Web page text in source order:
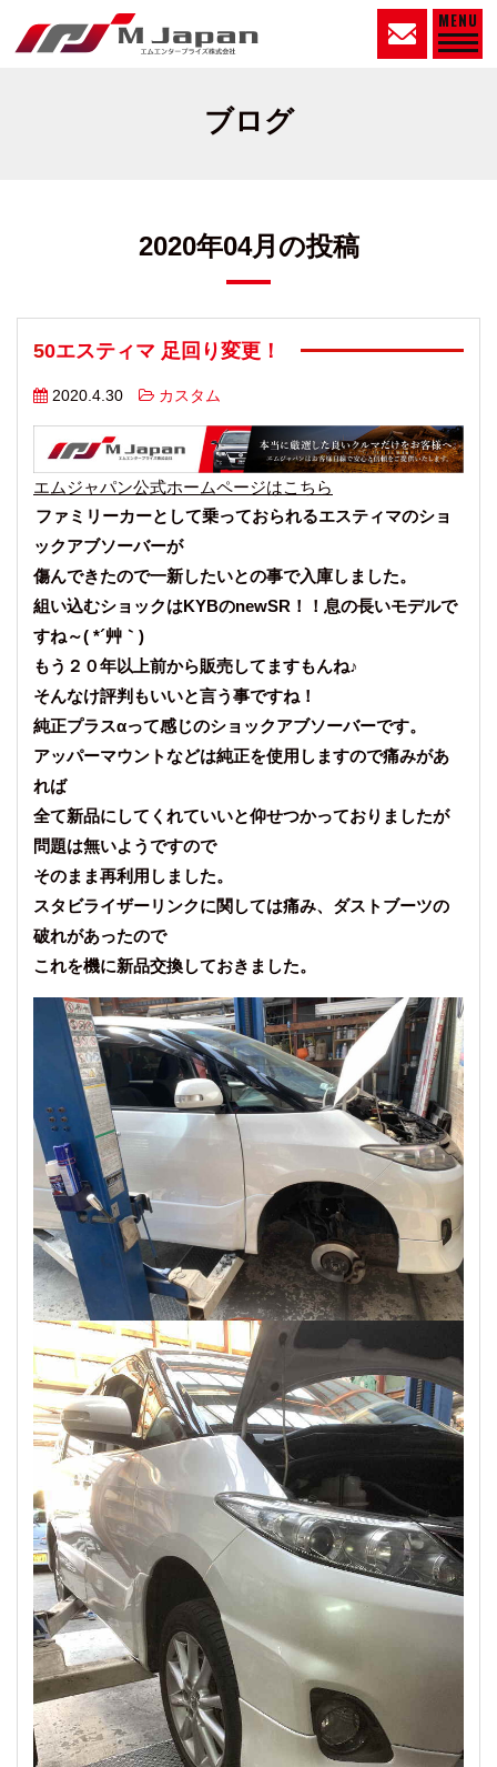
MENU
ブログ
2020年04月の投稿
50エスティマ 足回り変更！
2020.4.30 カスタム
エムジャパン公式ホームページはこちら
ファミリーカーとして乗っておられるエスティマのショ
ックアブソーバーが
傷んできたので一新したいとの事で入庫しました。
組い込むショックはKYBのnewSR！！息の長いモデルで
すね～( *´艸｀)
もう２０年以上前から販売してますもんね♪
そんなけ評判もいいと言う事ですね！
純正プラスαって感じのショックアブソーバーです。
アッパーマウントなどは純正を使用しますので痛みがあ
れば
全て新品にしてくれていいと仰せつかっておりましたが
問題は無いようですので
そのまま再利用しました。
スタビライザーリンクに関しては痛み、ダストブーツの
破れがあったので
これを機に新品交換しておきました。